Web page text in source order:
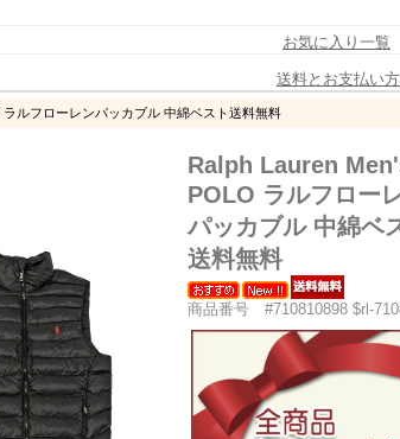
お気に入り一覧
送料とお支払い
ラルフローレンパッカブル 中綿ベスト送料無料
Ralph Lauren
POLO ラルフロー
パッカブル 中綿ベ
送料無料
商品番号 #710810898 $rl-